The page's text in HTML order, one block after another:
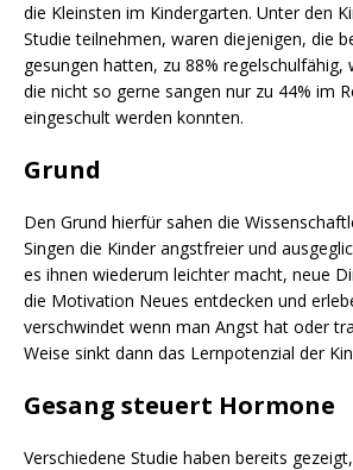
die Kleinsten im Kindergarten. Unter den
Studie teilnehmen, waren diejenigen, die
gesungen hatten, zu 88% regelschulfähig,
die nicht so gerne sangen nur zu 44% im
eingeschult werden konnten.
Grund
Den Grund hierfür sahen die
Singen die Kinder angstfreier und
es ihnen wiederum leichter macht, neue
die Motivation Neues entdecken und
verschwindet wenn man Angst hat oder
Weise sinkt dann das Lernpotenzial der
Gesang steuert Hormone
Verschiedene Studie haben bereits